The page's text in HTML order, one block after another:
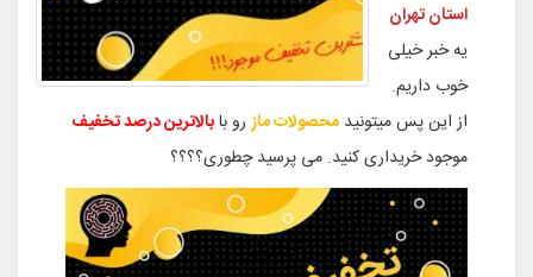
استان تهران
یه خبر خیلی
خوب داریم.
از این پس میتونید محصولات مازرو بابالاترین درصد تخفیف
موجود خریداری کنید. می پرسید چطوری؟؟؟؟